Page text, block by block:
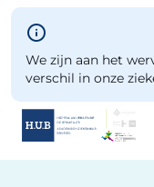
Skip to main content
We zijn aan het
verschil in onze